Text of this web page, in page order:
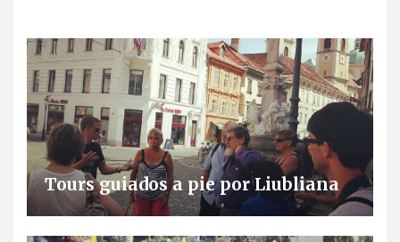
Tours guiados a pie por Liubliana